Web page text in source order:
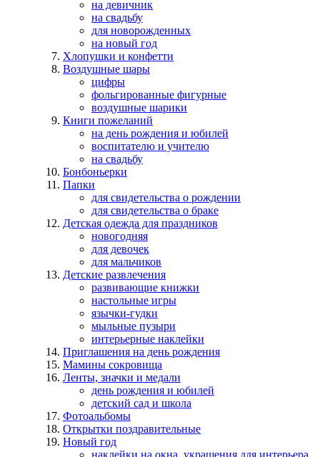
на девичник
на свадьбу
для новорожденных
на новый год
Хлопушки и конфетти
Воздушные шары
цифры
фольгированные фигурные
воздушные шарики
Книги пожеланий
на день рождения и юбилей
воспитателю и учителю
на свадьбу
Бонбоньерки
Папки
для свидетельства о рождении
для свидетельства о браке
Детская одежда для праздников
новогодняя
для девочек
для мальчиков
Детские развлечения
развивающие книжки
настольные игры
язычки-гудки
мыльные пузыри
интерьерные наклейки
Приглашения на день рождения
Мамины сокровища
Ленты, значки и медали
день рождения и юбилей
детский сад и школа
Фотоальбомы
Открытки поздравительные
Новый год
наклейки на окна, украшения для интерьера